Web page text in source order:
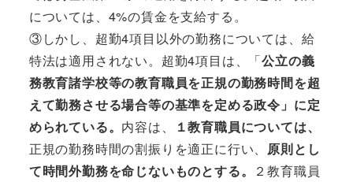
については、4%の賃金を支給する。
③しかし、超勤4項目以外の勤務については、給
特法は適用されない。超勤4項目は、「公立の義
務教育諸学校等の教育職員を正規の勤務時間を超
えて勤務させる場合等の基準を定める政令」に定
められている。 内容は、
１教育職員については、
正規の勤務時間の割振りを適正に行い、 原則とし
て時間外勤務を命じないものとする。
２教育職員